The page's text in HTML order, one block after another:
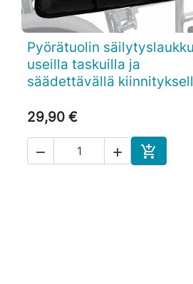
 Pikakatselu
Pyörätuolin säilytyslaukku
useilla taskuilla ja
säädettävällä
29,90 €
  